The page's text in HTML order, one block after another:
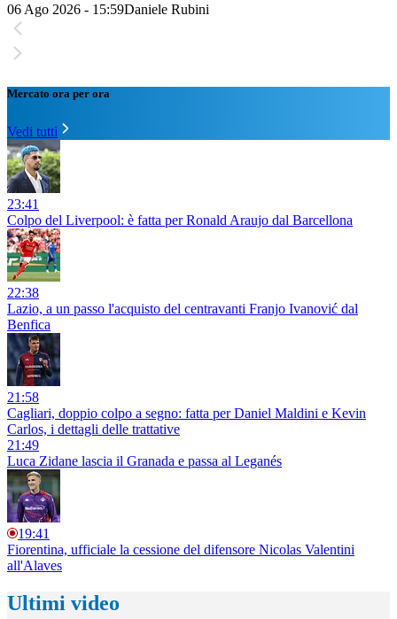
06 Ago 2026 - 15:59Daniele Rubini
Mercato ora per ora
Vedi tutti
23:41
Colpo del Liverpool: è fatta per Ronald Araujo dal Barcellona
22:38
Lazio, a un passo l'acquisto del centravanti Franjo Ivanović dal
Benfica
21:58
Cagliari, doppio colpo a segno: fatta per Daniel Maldini e Kevin
Carlos, i dettagli delle trattative
21:49
Luca Zidane lascia il Granada e passa al Leganés
19:41
Fiorentina, ufficiale la cessione del difensore Nicolas Valentini
all'Alaves
Ultimi video